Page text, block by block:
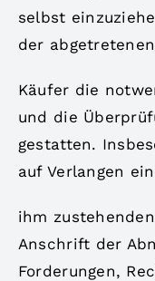
selbst
der
Käufer die
und die
gestatten.
auf Verlangen
ihm
Anschrift der
Forderungen,